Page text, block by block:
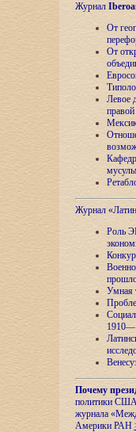
Журнал
От
От
Левое
Журнал
Роль
Умная
Почему
политики США
журнала
Америки РАН